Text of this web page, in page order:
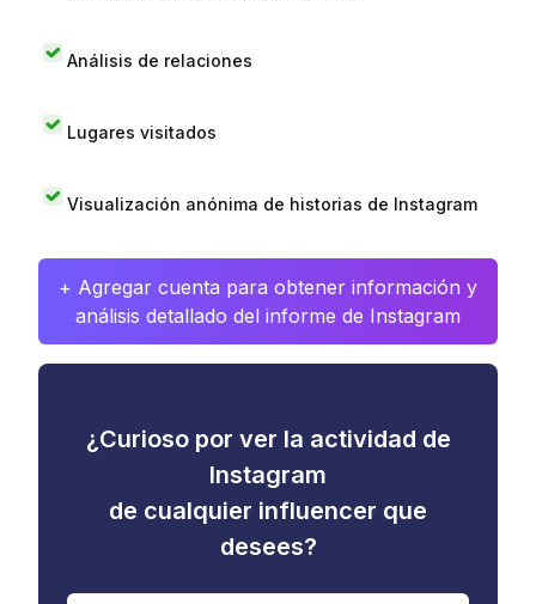
Análisis de relaciones
Lugares visitados
Visualización anónima de historias de Instagram
+ Agregar cuenta para obtener información y
análisis detallado del informe de Instagram
¿Curioso por ver la actividad de
Instagram
de cualquier influencer que
desees?